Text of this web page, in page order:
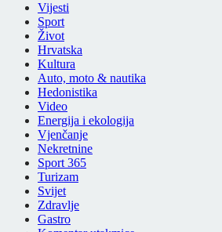
Vijesti
Sport
Život
Hrvatska
Kultura
Auto, moto & nautika
Hedonistika
Video
Energija i ekologija
Vjenčanje
Nekretnine
Sport 365
Turizam
Svijet
Zdravlje
Gastro